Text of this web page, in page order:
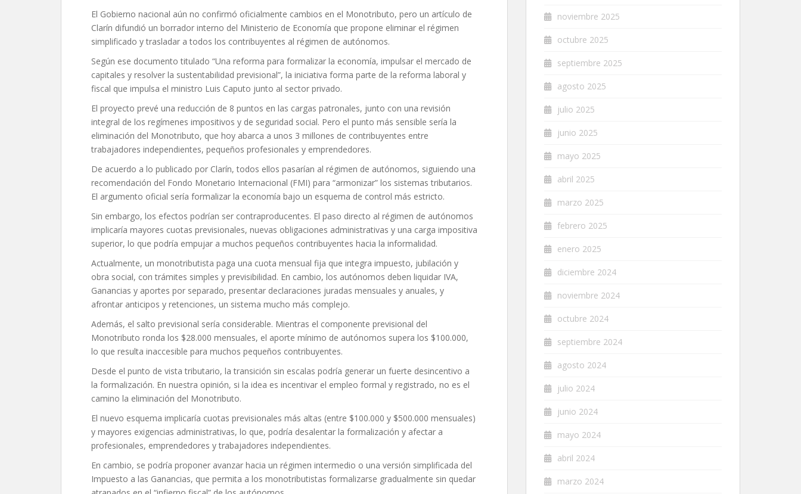
El Gobierno nacional aún no confirmó oficialmente cambios en el Monotributo, pero un artículo de
Clarín difundió un borrador interno del Ministerio de Economía que propone eliminar el régimen
simplificado y trasladar a todos los contribuyentes al régimen de autónomos.
Según ese documento titulado “Una reforma para formalizar la economía, impulsar el mercado de
capitales y resolver la sustentabilidad previsional”, la iniciativa forma parte de la reforma laboral y
fiscal que impulsa el ministro Luis Caputo junto al sector privado.
El proyecto prevé una reducción de 8 puntos en las cargas patronales, junto con una revisión
integral de los regímenes impositivos y de seguridad social. Pero el punto más sensible sería la
eliminación del Monotributo, que hoy abarca a unos 3 millones de contribuyentes entre
trabajadores independientes, pequeños profesionales y emprendedores.
De acuerdo a lo publicado por Clarín, todos ellos pasarían al régimen de autónomos, siguiendo una
recomendación del Fondo Monetario Internacional (FMI) para “armonizar” los sistemas tributarios.
El argumento oficial sería formalizar la economía bajo un esquema de control más estricto.
Sin embargo, los efectos podrían ser contraproducentes. El paso directo al régimen de autónomos
implicaría mayores cuotas previsionales, nuevas obligaciones administrativas y una carga impositiva
superior, lo que podría empujar a muchos pequeños contribuyentes hacia la informalidad.
Actualmente, un monotributista paga una cuota mensual fija que integra impuesto, jubilación y
obra social, con trámites simples y previsibilidad. En cambio, los autónomos deben liquidar IVA,
Ganancias y aportes por separado, presentar declaraciones juradas mensuales y anuales, y
afrontar anticipos y retenciones, un sistema mucho más complejo.
Además, el salto previsional sería considerable. Mientras el componente previsional del
Monotributo ronda los $28.000 mensuales, el aporte mínimo de autónomos supera los $100.000,
lo que resulta inaccesible para muchos pequeños contribuyentes.
Desde el punto de vista tributario, la transición sin escalas podría generar un fuerte desincentivo a
la formalización. En nuestra opinión, si la idea es incentivar el empleo formal y registrado, no es el
camino la eliminación del Monotributo.
El nuevo esquema implicaría cuotas previsionales más altas (entre $100.000 y $500.000 mensuales)
y mayores exigencias administrativas, lo que, podría desalentar la formalización y afectar a
profesionales, emprendedores y trabajadores independientes.
En cambio, se podría proponer avanzar hacia un régimen intermedio o una versión simplificada del
Impuesto a las Ganancias, que permita a los monotributistas formalizarse gradualmente sin quedar
noviembre 2025
octubre 2025
septiembre 2025
agosto 2025
julio 2025
junio 2025
mayo 2025
abril 2025
marzo 2025
febrero 2025
enero 2025
diciembre 2024
noviembre 2024
octubre 2024
septiembre 2024
agosto 2024
julio 2024
junio 2024
mayo 2024
abril 2024
marzo 2024